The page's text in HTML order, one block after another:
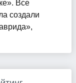
Все
создали